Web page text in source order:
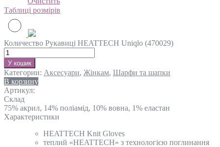
Таблиці розмірів
Количество Рукавиці HEATTECH Uniqlo (470029)
У кошик
Категории: Аксесуари, Жінкам, Шарфи та шапки
В корзину
Артикул:
Склад
75% акрил, 14% поліамід, 10% вовна, 1% еластан
Характеристики
HEATTECH Knit Gloves
теплий «HEATTECH» з технологією поглинання